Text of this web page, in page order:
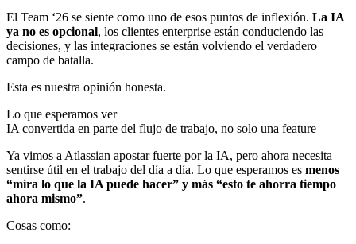
El Team ‘26 se siente como uno de esos puntos de inflexión. La IA
ya no es opcional, los clientes enterprise están conduciendo las
decisiones, y las integraciones se están volviendo el verdadero
campo de batalla.
Esta es nuestra opinión honesta.
Lo que esperamos ver
IA convertida en parte del flujo de trabajo, no solo una feature
Ya vimos a Atlassian apostar fuerte por la IA, pero ahora necesita
sentirse útil en el trabajo del día a día. Lo que esperamos es menos
“mira lo que la IA puede hacer” y más “esto te ahorra tiempo
ahora mismo”.
Cosas como: